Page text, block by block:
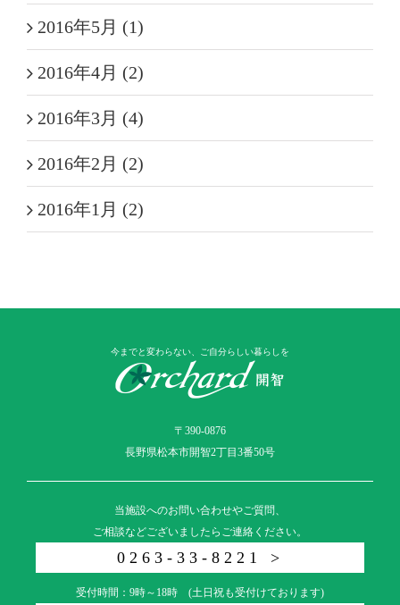
2016年5月 (1)
2016年4月 (2)
2016年3月 (4)
2016年2月 (2)
2016年1月 (2)
今までと変わらない、ご自分らしい暮らしを
〒390-0876
長野県松本市開智2丁目3番50号
当施設へのお問い合わせやご質問、
ご相談などございましたらご連絡ください。
0263-33-8221 >
受付時間：9時～18時 (土日祝も受付けております)